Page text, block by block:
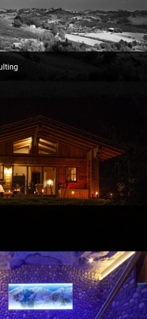
Medien | Fotografie &
Weine
| Traumhaftes Tirol |
| Alpiner Lifestyle